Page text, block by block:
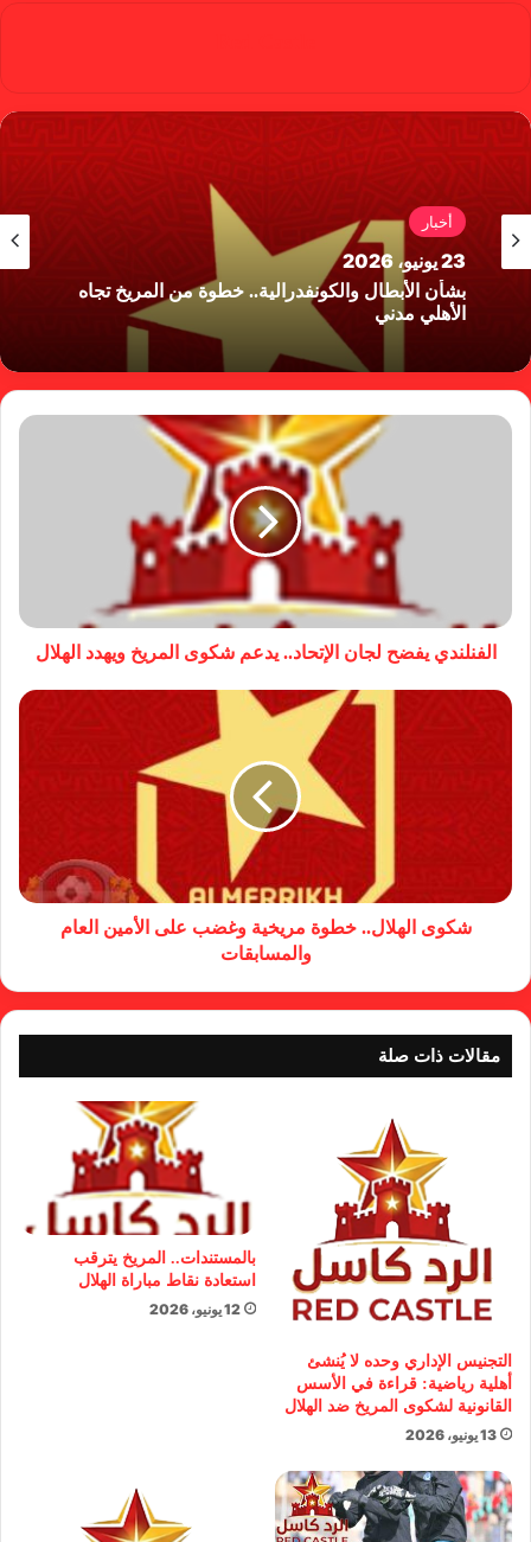
أخبار
23 يونيو، 2026
بشأن الأبطال والكونفدرالية.. خطوة من المريخ تجاه
الأهلي مدني
الفنلندي يفضح لجان الإتحاد.. يدعم شكوى المريخ ويهدد الهلال
شكوى الهلال.. خطوة مريخية وغضب على الأمين العام
والمسابقات
مقالات ذات صلة
التجنيس الإداري وحده لا يُنشئ
أهلية رياضية: قراءة في الأسس
القانونية لشكوى المريخ ضد الهلال
13 يونيو، 2026
بالمستندات.. المريخ يترقب
استعادة نقاط مباراة الهلال
12 يونيو، 2026